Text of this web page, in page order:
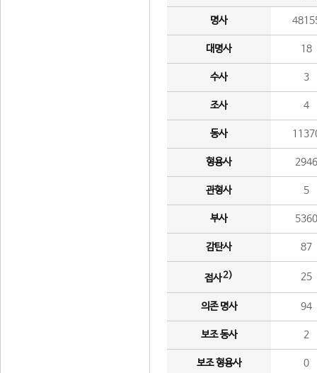
명사
대명사 18
수사 3
조사 4
동사
형용사 2946
관형사 5
부사 5360
감탄사 87
접사2) 25
의존 명사 94
보조 동사 2
보조 형용사 0